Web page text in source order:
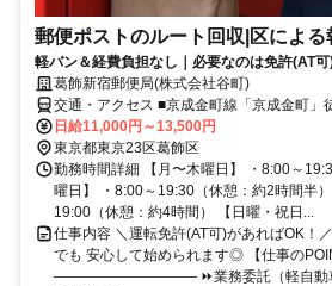
郵便ポストのルート回収|区による
軽バン＆経費負担なし｜必要なのは免許(AT
葛飾新宿郵便局(株式会社谷町)
交通・アクセス ■京成金町線「京成金町」
11分■京成金町線「柴又駅」徒歩18分
日給11,000円～13,500円
東京都東京23区葛飾区
勤務時間詳細 【月〜木曜日】 ・8:00～
曜日】 ・8:00～19:30（休憩：約2時間半
19:00（休憩：約4時間） 【日曜・祝日...
仕事内容 ＼運転免許(AT可)があればOK！
でも 安心して始められます◎ 【仕事の
―――――――――― ⏩業務委託（軽自動車